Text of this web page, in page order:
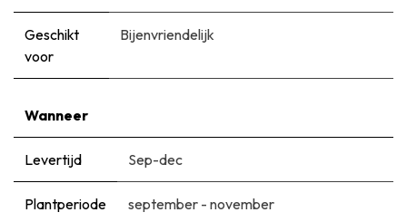
Geschikt
voor
Bijenvriendelijk
Wanneer
Levertijd Sep-dec
Plantperiode september - november